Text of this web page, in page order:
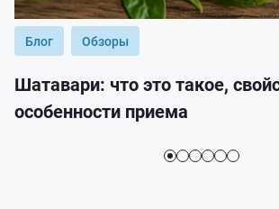
Блог Обзоры
Шатавари: что это такое,
особенности приема